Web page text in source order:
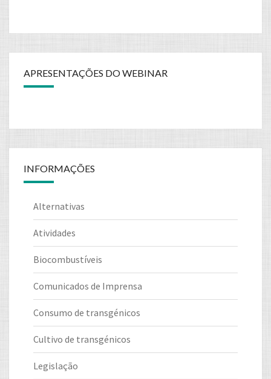
APRESENTAÇÕES DO WEBINAR
INFORMAÇÕES
Alternativas
Atividades
Biocombustíveis
Comunicados de Imprensa
Consumo de transgénicos
Cultivo de transgénicos
Legislação